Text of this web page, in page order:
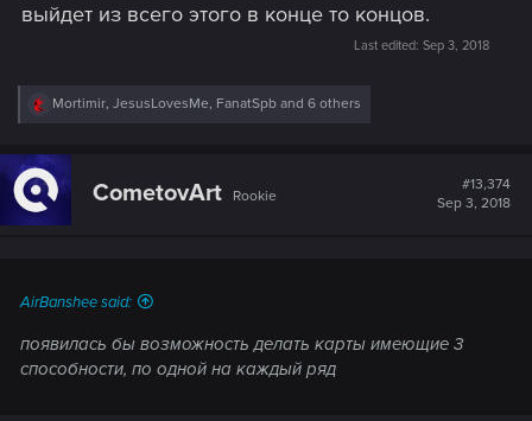
выйдет из всего этого в конце то концов.
Last edited: Sep 3, 2018
R
c
t
i
Mortimir, JesusLovesMe, FanatSpb and 6 others
CometovArt Rookie
#13,374
Sep 3, 2018
AirBanshee said:
появилась бы возможность делать карты имеющие 3
способности, по одной на каждый ряд